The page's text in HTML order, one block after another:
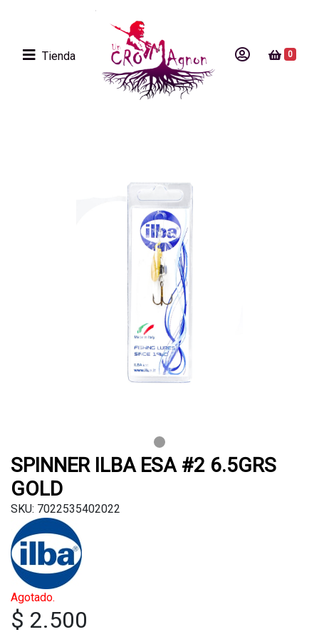
Tienda 0
SPINNER ILBA ESA #2 6.5GRS
GOLD
SKU: 7022535402022
Agotado.
$ 2.500